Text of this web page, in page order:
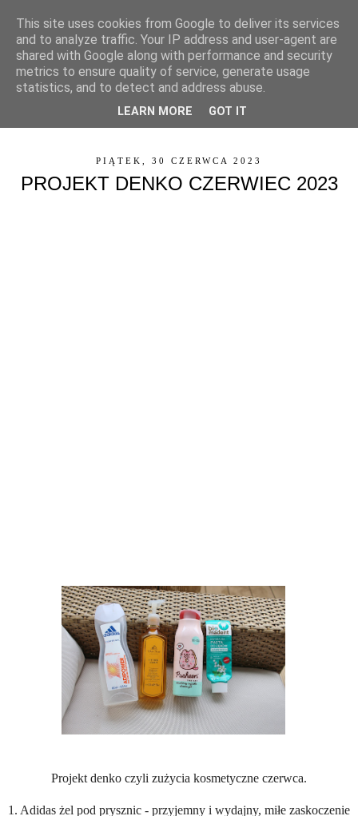
▼
PIĄTEK, 30 CZERWCA 2023
PROJEKT DENKO CZERWIEC 2023
Projekt denko czyli zużycia kosmetyczne czerwca.
1. Adidas żel pod prysznic - przyjemny i wydajny, miłe zaskoczenie
This site uses cookies from Google to deliver its services
and to analyze traffic. Your IP address and user-agent are
shared with Google along with performance and security
metrics to ensure quality of service, generate usage
statistics, and to detect and address abuse.
LEARN MORE GOT IT